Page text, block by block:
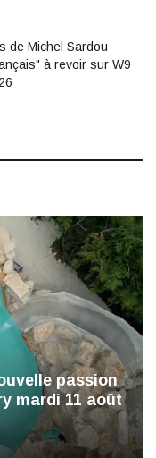
de Michel Sardou
à revoir sur W9
passion
mardi 11 août